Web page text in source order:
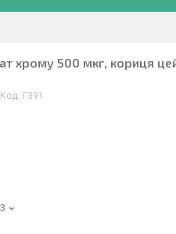
хрому 500 мкг, кориця
Код: Г391